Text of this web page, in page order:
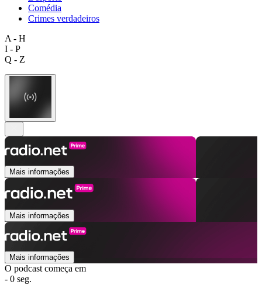
Comédia
Crimes verdadeiros
A - H
I - P
Q - Z
Mais informações
Mais informações
Mais informações
O podcast começa em
- 0 seg.